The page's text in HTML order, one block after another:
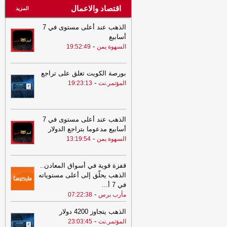
اقتصاد والاعمال المزيد
الذهب عند أعلى مستوى في 7
أسابيع
السهوة يمن -
19:52:49
بورصة الكويت تغلق على تراجع
المؤتمر.نت -
19:23:13
الذهب عند أعلى مستوى في 7
أسابيع مدعوما بتراجع الدولار
السهوة يمن -
13:19:54
قفزة قوية في أسواق المعادن..
الذهب يحلّق إلى أعلى مستوياته
في 7 أ
...
مأرب برس -
07:22:38
الذهب يتجاوز 4200 دولار
المؤتمر.نت -
23:03:45